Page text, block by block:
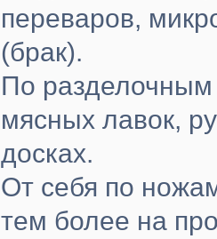
переваров,
(брак).
По разделочным
мясных лавок,
досках.
От себя по
тем более на